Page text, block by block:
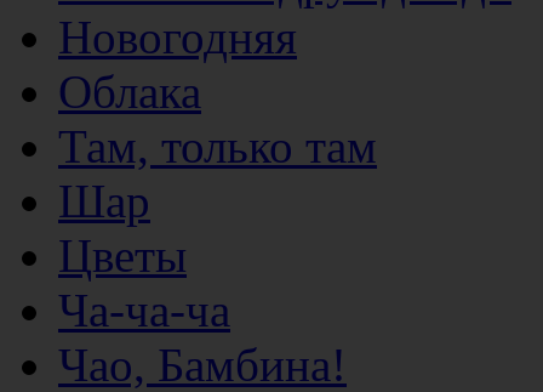
Новогодняя
Облака
Там, только там
Шар
Цветы
Ча-ча-ча
Чао, Бамбина!